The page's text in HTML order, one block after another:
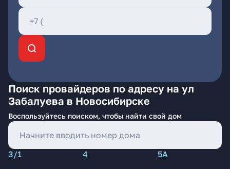
Поиск провайдеров по адресу на ул
Забалуева в Новосибирске
Воспользуйтесь поиском, чтобы найти свой дом
3/1 4
5А